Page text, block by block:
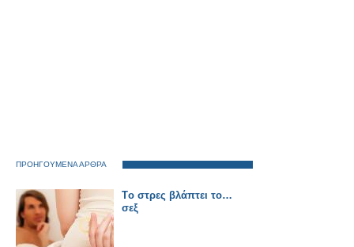
ΠΡΟΗΓΟΥΜΕΝΑ ΑΡΘΡΑ
Tο στρες βλάπτει το…
σεξ